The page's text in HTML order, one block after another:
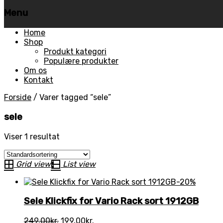
Menu
Skip
Home
Shop
Produkt kategori
Populære produkter
Om os
Kontakt
Forside / Varer tagged “sele”
sele
Viser 1 resultat
Grid view
List view
-20%
Sele Klickfix for Vario Rack sort 1912GB
249,00kr. Den
199,00kr.